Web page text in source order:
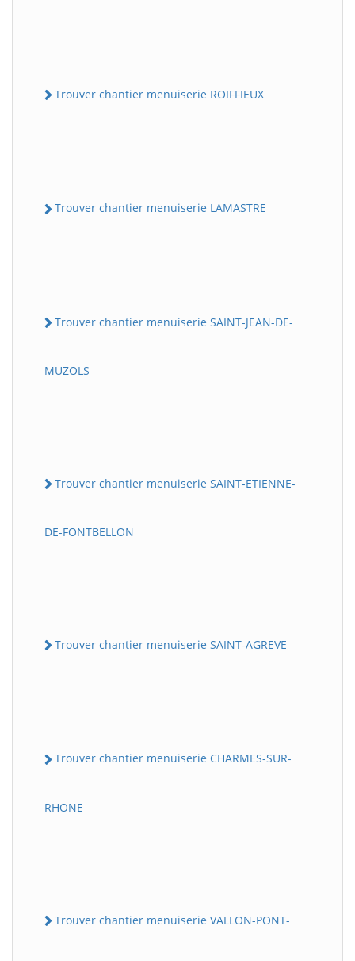
Trouver chantier menuiserie ROIFFIEUX
Trouver chantier menuiserie LAMASTRE
Trouver chantier menuiserie SAINT-JEAN-DE-
MUZOLS
Trouver chantier menuiserie SAINT-ETIENNE-
DE-FONTBELLON
Trouver chantier menuiserie SAINT-AGREVE
Trouver chantier menuiserie CHARMES-SUR-
RHONE
Trouver chantier menuiserie VALLON-PONT-